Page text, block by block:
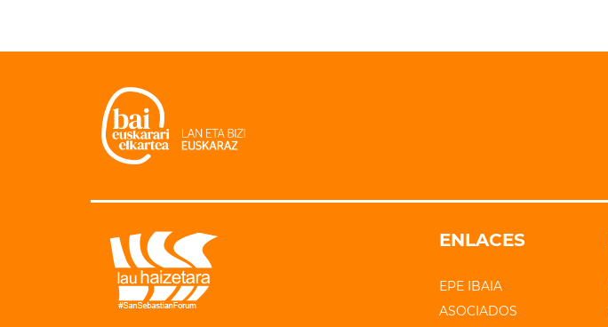
ENLACES
EPE IBAIA
ASOCIADOS